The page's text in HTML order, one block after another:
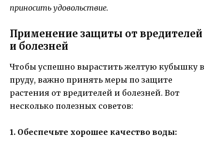
приносить удовольствие.
Применение защиты от вредителей
и болезней
Чтобы успешно вырастить желтую кубышку в
пруду, важно принять меры по защите
растения от вредителей и болезней. Вот
несколько полезных советов:
1. Обеспечьте хорошее качество воды: